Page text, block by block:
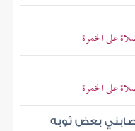
على الخمرة
على الخمرة
بعض ثوبه